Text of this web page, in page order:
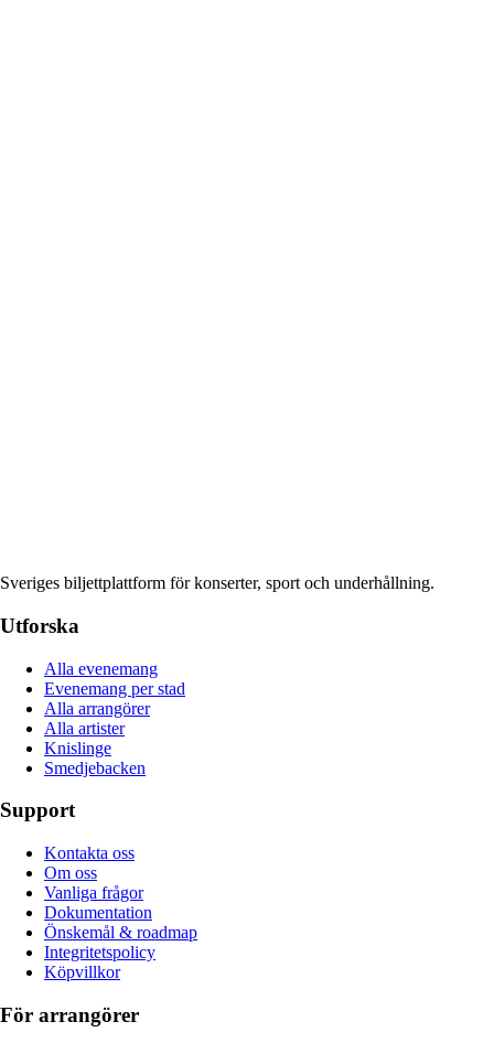
Sveriges biljettplattform för konserter, sport och underhållning.
Utforska
Alla evenemang
Evenemang per stad
Alla arrangörer
Alla artister
Knislinge
Smedjebacken
Support
Kontakta oss
Om oss
Vanliga frågor
Dokumentation
Önskemål & roadmap
Integritetspolicy
Köpvillkor
För arrangörer